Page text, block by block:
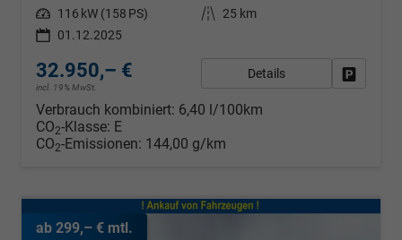
Leistung 116 kW (158 PS) Kilometerstand
25 km
01.12.2025
32.950,– €
incl. 19% MwSt.
Details
Verbrauch kombiniert: 6,40 l/100km
CO2-Klasse: E
CO2-Emissionen: 144,00 g/km
ab 299,– € mtl.